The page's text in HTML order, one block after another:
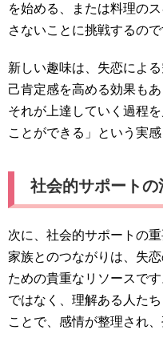
を始める、または料理の
さないことに挑戦するので
新しい趣味は、失恋によ
己肯定感を高める効果も
それが上達していく過程
ことができる」という実
社会的サポートの
次に、社会的サポートの
家族とのつながりは、失
ための貴重なリソースで
ではなく、理解ある人た
ことで、感情が整理され